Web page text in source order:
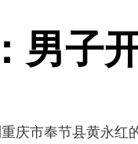
男子
庆市奉节县黄永